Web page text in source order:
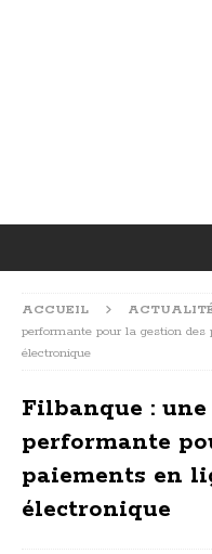
ACCUEIL
performante pour la gestion
électronique
Filbanque :
performante
paiements en
électronique